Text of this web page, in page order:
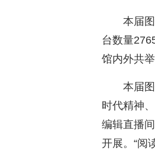
本届
台数量
馆内外共
本届
时代精神
编辑直播
开展。“阅